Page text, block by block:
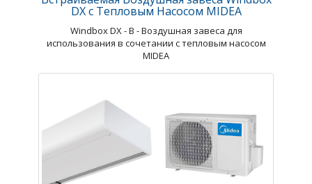
DX с Тепловым Насосом MIDEA
Windbox DX - В - Воздушная завеса для
использования в сочетании с тепловым насосом
MIDEA